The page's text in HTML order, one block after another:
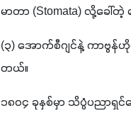
မာတာ (Stomata) လို့ခေါ်တဲ့
(၃) အောက်စီဂျင်နဲ့ ကာဗွ
တယ်။
၁၈၀၄ ခုနှစ်မှာ သိပ္ပံပညာရှ